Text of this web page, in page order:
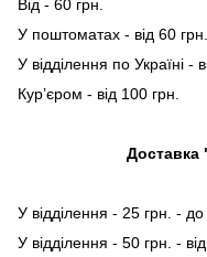
Від - 60 грн.
У поштоматах - від 60 грн.
У відділення по Україні -
Кур’єром - від 100 грн.
Доставка
У відділення - 25 грн. -
У відділення - 50 грн. - від